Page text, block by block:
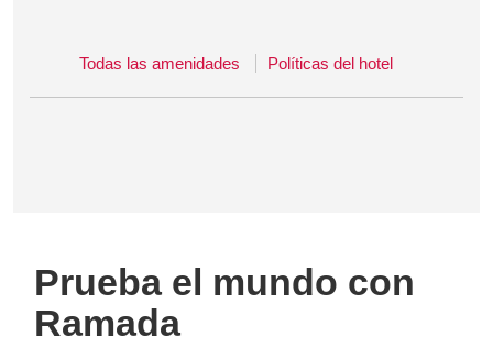
Todas las amenidades Políticas del hotel
Prueba el mundo con
Ramada